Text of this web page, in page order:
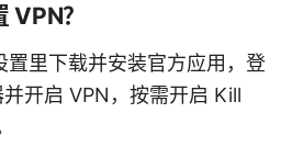
VPN？
里下载并安装官方应用，登
开启 VPN，按需开启 Kill